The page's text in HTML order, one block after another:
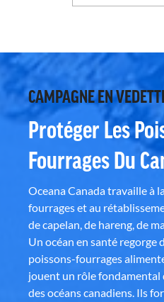
CAMPAGNE EN
Protéger Les
Fourrages Du
Oceana Canada travaille à
fourrages et au
de capelan, de hareng, de
Un océan en santé regorge
poissons-fourrages
jouent un rôle fondamental
des océans canadiens. Ils